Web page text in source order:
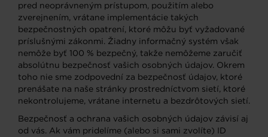
pred neoprávneným prístupom, použitím alebo
zverejnením, vrátane implementácie takých
bezpečnostných opatrení, ktoré môžu byť vyžadované
príslušnými zákonmi. Žiadny informačný systém však
nemôže byť 100 % bezpečný, takže nemôžeme zaručiť
absolútnu bezpečnosť vašich osobných údajov. Okrem
toho nie sme zodpovední za bezpečnosť údajov, ktoré
prenášate na naše stránky prostredníctvom sietí, ktoré
nekontrolujeme, vrátane internetu a bezdrôtových sietí.
Bezpečnosť a ochrana vašich osobných údajov závisí aj
od vás. Ak vám pridelíme (alebo si sami zvolíte) ID